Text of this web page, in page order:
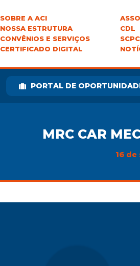
SOBRE A ACI
NOSSA ESTRUTURA
CONVÊNIOS E SERVIÇOS
CERTIFICADO DIGITAL
CDL
SCPC
PORTAL DE
MRC CAR
16